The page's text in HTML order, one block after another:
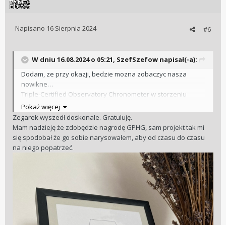
#6
Napisano 16 Sierpnia 2024
W dniu 16.08.2024 o 05:21, SzefSzefow napisał(-a):
Dodam, ze przy okazji, bedzie mozna zobaczyc nasza
nowikne…
Triple-Certified Observatory Chronometer w storzeniu
ktorego mialem swoj wklad
Pokaż więcej
Zegarek wyszedł doskonale. Gratuluję.
Mam nadzieję że zdobędzie nagrodę GPHG, sam projekt tak mi
się spodobał że go sobie narysowałem, aby od czasu do czasu
na niego popatrzeć.